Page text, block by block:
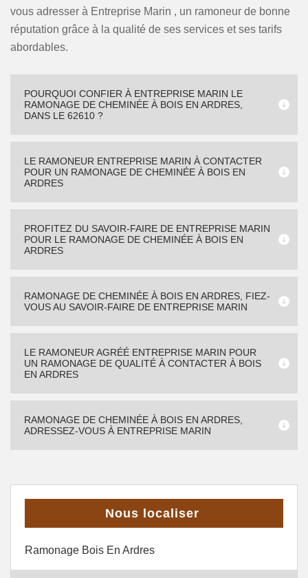
vous adresser à Entreprise Marin , un ramoneur de bonne
réputation grâce à la qualité de ses services et ses tarifs
abordables.
POURQUOI CONFIER À ENTREPRISE MARIN LE
RAMONAGE DE CHEMINÉE À BOIS EN ARDRES,
DANS LE 62610 ?
LE RAMONEUR ENTREPRISE MARIN À CONTACTER
POUR UN RAMONAGE DE CHEMINÉE À BOIS EN
ARDRES
PROFITEZ DU SAVOIR-FAIRE DE ENTREPRISE MARIN
POUR LE RAMONAGE DE CHEMINÉE À BOIS EN
ARDRES
RAMONAGE DE CHEMINÉE À BOIS EN ARDRES, FIEZ-
VOUS AU SAVOIR-FAIRE DE ENTREPRISE MARIN
LE RAMONEUR AGRÉÉ ENTREPRISE MARIN POUR
UN RAMONAGE DE QUALITÉ À CONTACTER À BOIS
EN ARDRES
RAMONAGE DE CHEMINÉE À BOIS EN ARDRES,
ADRESSEZ-VOUS À ENTREPRISE MARIN
Nous localiser
Ramonage Bois En Ardres